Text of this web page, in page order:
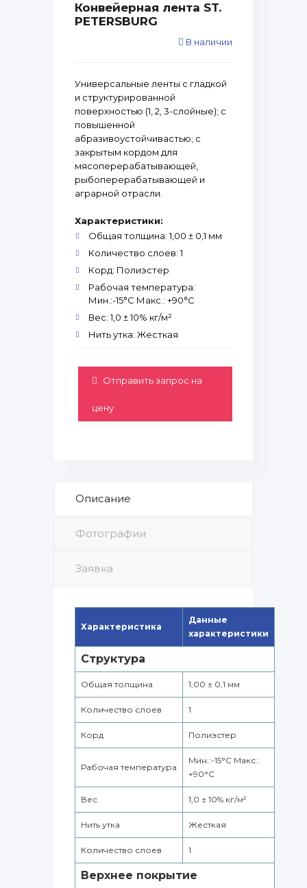
Конвейерная лента ST.
PETERSBURG
В наличии
Универсальные ленты с гладкой
и структурированной
поверхностью (1, 2, 3-слойные); с
повышенной
абразивоустойчивастью; с
закрытым кордом для
мясоперерабатывающей,
рыбоперерабатывающей и
аграрной отрасли.
Характеристики:
Общая толщина: 1,00 ± 0,1 мм
Количество слоев: 1
Корд: Полиэстер
Рабочая температура:
Мин.:-15°С Макс.: +90°С
Вес: 1,0 ± 10% кг/м²
Нить утка: Жесткая
Отправить запрос на
цену
Описание
Фотографии
Заявка
Характеристика
Данные
характеристики
Структура
Общая толщина 1,00 ± 0,1 мм
Количество слоев 1
Корд Полиэстер
Рабочая температура
Мин.:-15°С Макс.:
+90°С
Вес 1,0 ± 10% кг/м²
Нить утка Жесткая
Количество слоев 1
Верхнее покрытие